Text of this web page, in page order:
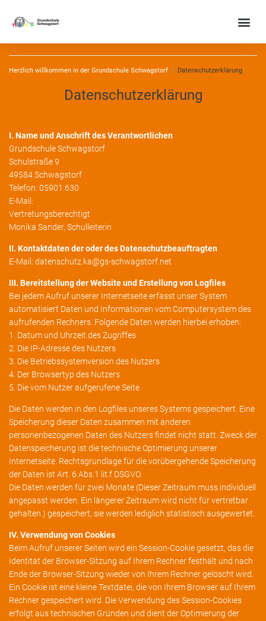
Herzlich willkommen in der Grundschule Schwagstorf / Datenschutzerklärung
Datenschutzerklärung
I. Name und Anschrift des Verantwortlichen
Grundschule Schwagstorf
Schulstraße 9
49584 Schwagstorf
Telefon: 05901 630
E-Mail:
Vertretungsberechtigt
Monika Sander, Schulleiterin
II. Kontaktdaten der oder des Datenschutzbeauftragten
E-Mail: datenschutz.ka@gs-schwagstorf.net
III. Bereitstellung der Website und Erstellung von Logfiles
Bei jedem Aufruf unserer Internetseite erfasst unser System
automatisiert Daten und Informationen vom Computersystem des
aufrufenden Rechners. Folgende Daten werden hierbei erhoben:
1. Datum und Uhrzeit des Zugriffes
2. Die IP-Adresse des Nutzers
3. Die Betriebssystemversion des Nutzers
4. Der Browsertyp des Nutzers
5. Die vom Nutzer aufgerufene Seite
Die Daten werden in den Logfiles unseres Systems gespeichert. Eine
Speicherung dieser Daten zusammen mit anderen
personenbezogenen Daten des Nutzers findet nicht statt. Zweck der
Datenspeicherung ist die technische Optimierung unserer
Internetseite. Rechtsgrundlage für die vorübergehende Speicherung
der Daten ist Art. 6 Abs.1 lit.f DSGVO.
Die Daten werden für zwei Monate (Dieser Zeitraum muss individuell
angepasst werden. Ein längerer Zeitraum wird nicht für vertretbar
gehalten.) gespeichert, sie werden lediglich statistisch ausgewertet.
IV. Verwendung von Cookies
Beim Aufruf unserer Seiten wird ein Session-Cookie gesetzt, das die
Identität der Browser-Sitzung auf Ihrem Rechner festhält und nach
Ende der Browser-Sitzung wieder von Ihrem Rechner gelöscht wird.
Ein Cookie ist eine kleine Textdatei, die von Ihrem Browser auf Ihrem
Rechner gespeichert wird. Die Verwendung des Session-Cookies
erfolgt aus technischen Gründen und dient der Optimierung der